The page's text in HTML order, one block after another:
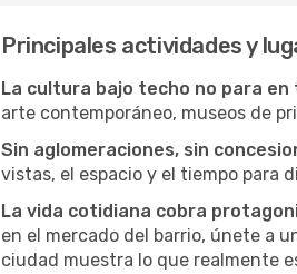
Principales actividades y
La cultura bajo techo no para en
arte contemporáneo, museos de
Sin aglomeraciones, sin
vistas, el espacio y el tiempo para
La vida cotidiana cobra
en el mercado del barrio, únete a
ciudad muestra lo que realmente